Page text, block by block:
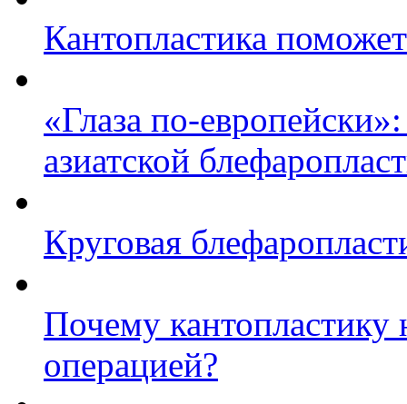
Кантопластика
«Глаза по-
азиатской
Круговая
Почему кантопластику
операцией?